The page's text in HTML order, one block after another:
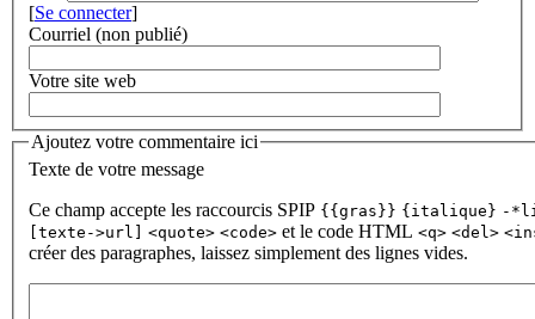
[Se connecter]
Courriel (non publié)
Votre site web
Ajoutez votre commentaire ici
Texte de votre message
Ce champ accepte les raccourcis SPIP {{gras}} {italique} -
[texte->url]
<quote> <code> et le code HTML <q> <del>
créer des paragraphes, laissez simplement des lignes vides.